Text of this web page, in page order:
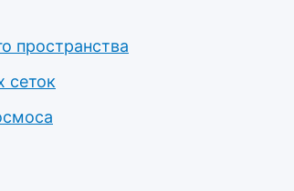
пространства
сеток